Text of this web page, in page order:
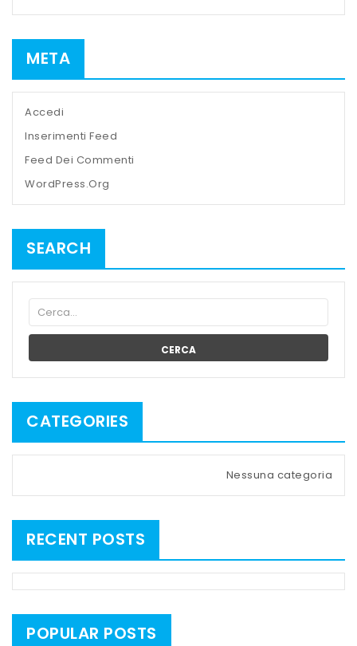
META
Accedi
Inserimenti Feed
Feed Dei Commenti
WordPress.org
SEARCH
CERCA
CATEGORIES
Nessuna categoria
RECENT POSTS
POPULAR POSTS